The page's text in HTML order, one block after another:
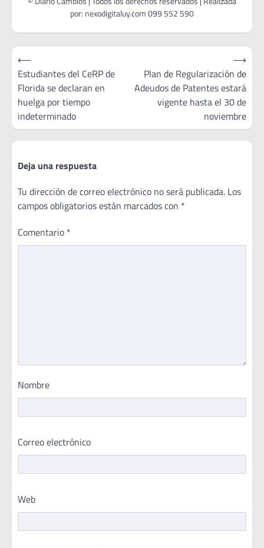
Navegación
de
entradas
⟵
Estudiantes del CeRP de
Florida se declaran en
huelga por tiempo
indeterminado
Plan de Regularización de
Adeudos de Patentes estará
vigente hasta el 30 de
noviembre
⟶
Deja una respuesta
Tu dirección de correo electrónico no será publicada. Los
campos obligatorios están marcados con *
Comentario *
Nombre
Correo electrónico
Web